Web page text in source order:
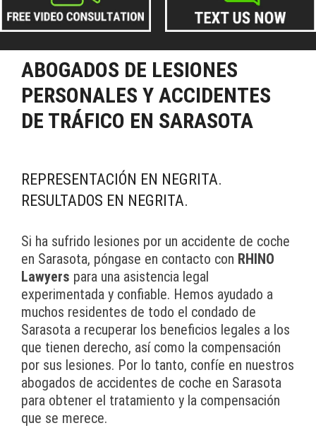
ABOGADOS DE LESIONES
PERSONALES Y ACCIDENTES
DE TRÁFICO EN SARASOTA
REPRESENTACIÓN EN NEGRITA.
RESULTADOS EN NEGRITA.
Si ha sufrido lesiones por un accidente de coche
en Sarasota, póngase en contacto con RHINO
Lawyers para una asistencia legal
experimentada y confiable. Hemos ayudado a
muchos residentes de todo el condado de
Sarasota a recuperar los beneficios legales a los
que tienen derecho, así como la compensación
por sus lesiones. Por lo tanto, confíe en nuestros
abogados de accidentes de coche en Sarasota
para obtener el tratamiento y la compensación
que se merece.